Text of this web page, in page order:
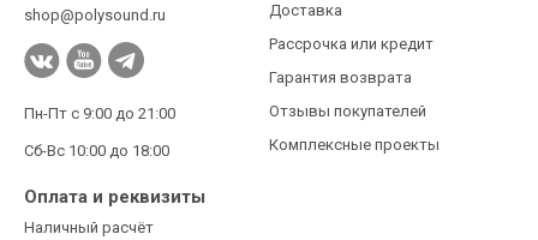
shop@polysound.ru
Пн-Пт с 9:00 до 21:00
Сб-Вс 10:00 до 18:00
Доставка
Рассрочка или кредит
Гарантия возврата
Отзывы покупателей
Комплексные проекты
Оплата и реквизиты
Наличный расчёт